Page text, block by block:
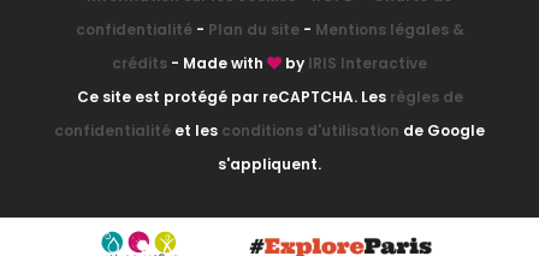
confidentialité- Plan du site- Mentions légales &
crédits - Made with by IRIS Interactive
Ce site est protégé par reCAPTCHA. Les règles de
confidentialité et les conditions d'utilisation de Google
s'appliquent.